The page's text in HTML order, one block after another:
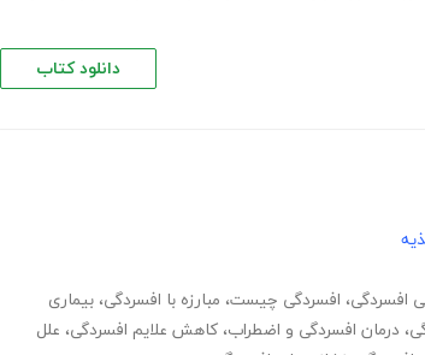
دانلود کتاب
افسردگی، افسردگی چیست، مبارزه با افسردگی، بیماری
، درمان افسردگی و اضطراب، کاهش علایم افسردگی، علل